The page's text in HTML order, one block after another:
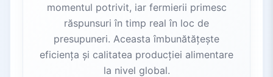
momentul potrivit, iar fermierii primesc
răspunsuri în timp real în loc de
presupuneri. Aceasta îmbunătățește
eficiența și calitatea producției alimentare
la nivel global.